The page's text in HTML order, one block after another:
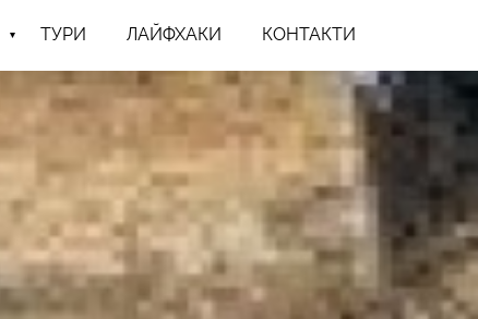
ТУРИ ЛАЙФХАКИ КОНТАКТИ